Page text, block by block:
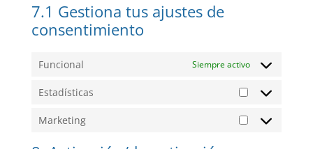
7.1 Gestiona tus ajustes de
consentimiento
Funcional Siempre activo
Estadísticas
Estadísticas
Marketing
Marketing